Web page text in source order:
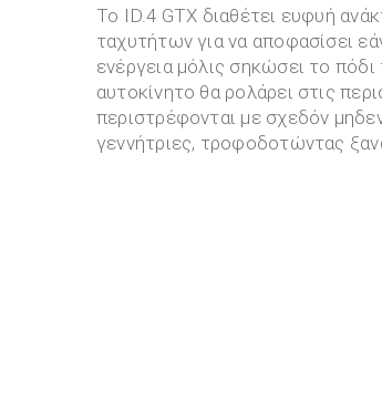
Το ID.4 GTX διαθέτει ευφυή
ταχυτήτων για να αποφασίσει
ενέργεια μόλις σηκώσει το
αυτοκίνητο θα ρολάρει στις
περιστρέφονται με σχεδόν
γεννήτριες, τροφοδοτώντας